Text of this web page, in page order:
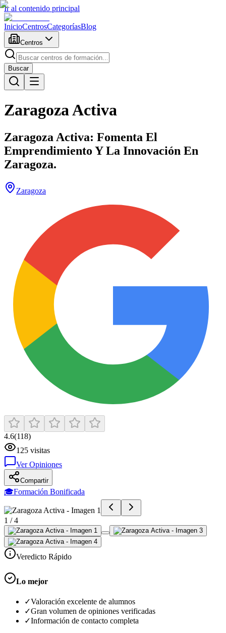
Ir al contenido principal
InicioCentrosCategoríasBlog
Centros
Buscar
Zaragoza Activa
Zaragoza Activa: Fomenta El
Emprendimiento Y La Innovación En
Zaragoza.
Zaragoza
4.6(118)
125 visitas
Ver Opiniones
Compartir
🎓Formación Bonificada
1 /4
Veredicto Rápido
Lo mejor
✓Valoración excelente de alumnos
✓Gran volumen de opiniones verificadas
✓Información de contacto completa